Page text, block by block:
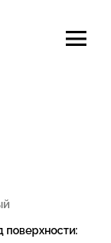
поверхности: